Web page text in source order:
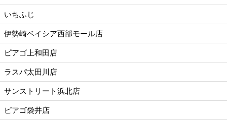
いちふじ
伊勢崎ベイシア西部モール店
ピアゴ上和田店
ラスパ太田川店
サンストリート浜北店
ピアゴ袋井店